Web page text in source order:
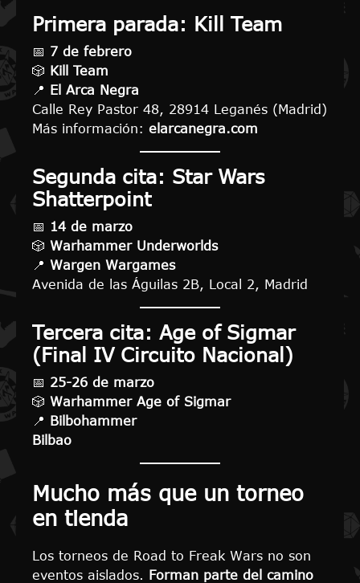
Primera parada: Kill Team
📅 7 de febrero
🎲 Kill Team
📍 El Arca Negra
Calle Rey Pastor 48, 28914 Leganés (Madrid)
Más información: elarcanegra.com
Segunda cita: Star Wars
Shatterpoint
📅 14 de marzo
🎲 Warhammer Underworlds
📍 Wargen Wargames
Avenida de las Águilas 2B, Local 2, Madrid
Tercera cita: Age of Sigmar
(Final IV Circuito Nacional)
📅 25-26 de marzo
🎲 Warhammer Age of Sigmar
📍 Bilbohammer
Bilbao
Mucho más que un torneo
en tienda
Los torneos de Road to Freak Wars no son
eventos aislados. Forman parte del camino